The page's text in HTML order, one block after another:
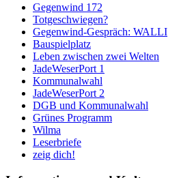
Gegenwind 172
Totgeschwiegen?
Gegenwind-Gespräch: WALLI
Bauspielplatz
Leben zwischen zwei Welten
JadeWeserPort 1
Kommunalwahl
JadeWeserPort 2
DGB und Kommunalwahl
Grünes Programm
Wilma
Leserbriefe
zeig dich!